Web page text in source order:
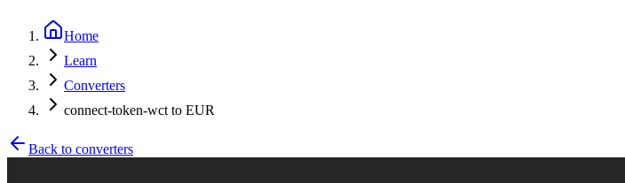
Home
Learn
Converters
connect-token-wct to EUR
Back to converters